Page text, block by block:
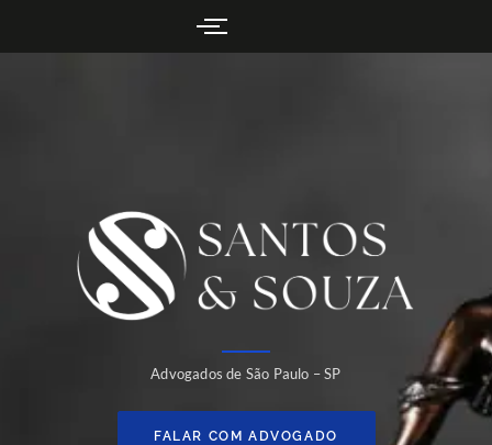
Advogados de São Paulo – SP
FALAR COM ADVOGADO